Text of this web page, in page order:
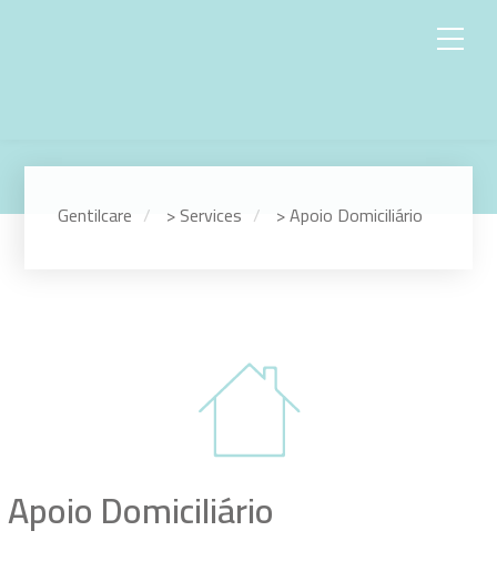
Gentilcare >Services >Apoio Domiciliário
Apoio Domiciliário